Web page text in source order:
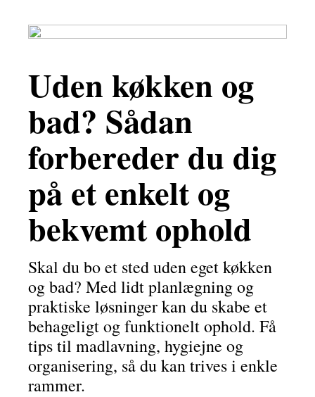
Uden køkken og
bad? Sådan
forbereder du dig
på et enkelt og
bekvemt ophold
Skal du bo et sted uden eget køkken
og bad? Med lidt planlægning og
praktiske løsninger kan du skabe et
behageligt og funktionelt ophold. Få
tips til madlavning, hygiejne og
organisering, så du kan trives i enkle
rammer.